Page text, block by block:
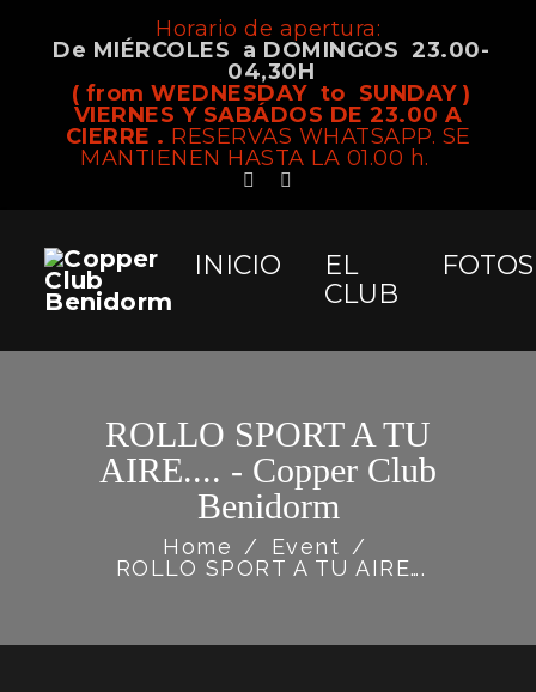
Horario de apertura:
De MIÉRCOLES a DOMINGOS 23.00-
04,30H
( from WEDNESDAY to SUNDAY )
VIERNES Y SABÁDOS DE 23.00 A
CIERRE . RESERVAS WHATSAPP. SE
MANTIENEN HASTA LA 01.00 h.
INICIO
EL
CLUB
FOTOS
ROLLO SPORT A TU
AIRE.... - Copper Club
Benidorm
Home / Event /
ROLLO SPORT A TU AIRE….